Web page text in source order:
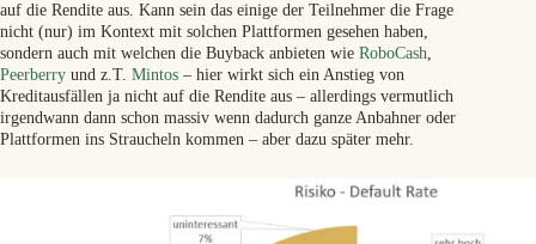
auf die Rendite aus. Kann sein das einige der Teilnehmer die Frage
nicht (nur) im Kontext mit solchen Plattformen gesehen haben,
sondern auch mit welchen die Buyback anbieten wie RoboCash,
Peerberry und z.T. Mintos – hier wirkt sich ein Anstieg von
Kreditausfällen ja nicht auf die Rendite aus – allerdings vermutlich
irgendwann dann schon massiv wenn dadurch ganze Anbahner oder
Plattformen ins Straucheln kommen – aber dazu später mehr.